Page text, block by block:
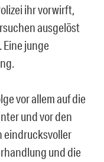
ihr vorwirft,
ausgelöst
Eine junge
vor allem auf die
und vor den
eindrucksvoller
und die